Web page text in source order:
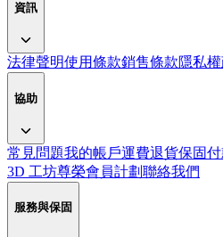
資訊
法律聲明使用條款銷售條款隱私
協助
常見問題我的帳戶運費退貨保固
3D 工坊尊榮會員計劃聯絡我們
服務與保固